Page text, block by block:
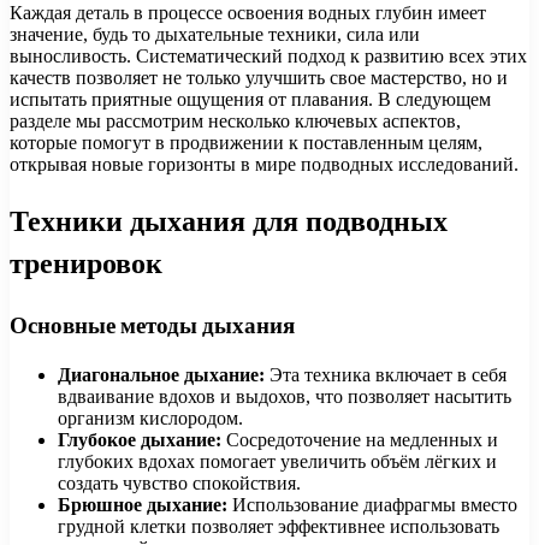
Каждая деталь в процессе освоения водных глубин имеет
значение, будь то дыхательные техники, сила или
выносливость. Систематический подход к развитию всех этих
качеств позволяет не только улучшить свое мастерство, но и
испытать приятные ощущения от плавания. В следующем
разделе мы рассмотрим несколько ключевых аспектов,
которые помогут в продвижении к поставленным целям,
открывая новые горизонты в мире подводных исследований.
Техники дыхания для подводных
тренировок
Основные методы дыхания
Диагональное дыхание: Эта техника включает в себя
вдваивание вдохов и выдохов, что позволяет насытить
организм кислородом.
Глубокое дыхание: Сосредоточение на медленных и
глубоких вдохах помогает увеличить объём лёгких и
создать чувство спокойствия.
Брюшное дыхание: Использование диафрагмы вместо
грудной клетки позволяет эффективнее использовать